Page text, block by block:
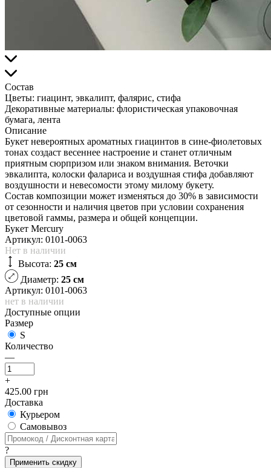
Состав
Цветы: гиацинт, эвкалипт, фалярис, стифа
Декоративные материалы: флористическая упаковочная
бумага, лента
Описание
Букет невероятных ароматных гиацинтов в сине-фиолетовых
тонах создаст весеннее настроение и станет отличным
приятным сюрпризом или знаком внимания. Веточки
эвкалипта, колоски фалариса и воздушная стифа добавляют
воздушности и невесомости этому милому букету.
Состав композиции может изменяться до 30% в зависимости
от сезонности и наличия цветов при условии сохранения
цветовой гаммы, размера и общей концепции.
Букет Mercury
Артикул: 0101-0063
Нет в наличии
Высота: 25 см
Диаметр: 25 см
Артикул: 0101-0063
нет в наличии
Доступные опции
Размер
S
Количество
—
+
425.00 грн
Доставка
Курьером
Cамовывоз
?
Применить скидку